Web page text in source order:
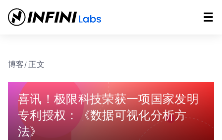
博客/ 正文
喜讯！极限科技荣获一项国家发明
专利授权：《数据可视化分析方
法》